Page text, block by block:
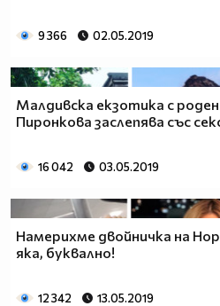
9 366 02.05.2019
Малдивска екзотика с
Пиронкова заслепява със
16 042 03.05.2019
Намерихме двойничка на
яка, буквално!
12 342 13.05.2019